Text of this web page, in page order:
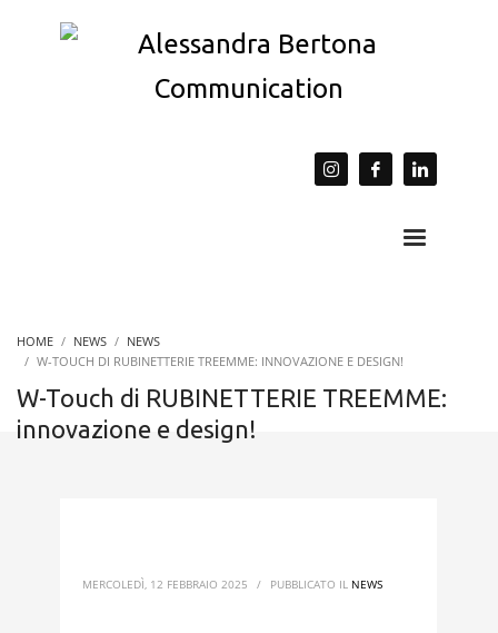
HOME NEWS
NEWS
W-TOUCH DI RUBINETTERIE TREEMME: INNOVAZIONE E DESIGN!
W-Touch di RUBINETTERIE TREEMME:
innovazione e design!
MERCOLEDÌ, 12 FEBBRAIO 2025 / PUBBLICATO IL NEWS